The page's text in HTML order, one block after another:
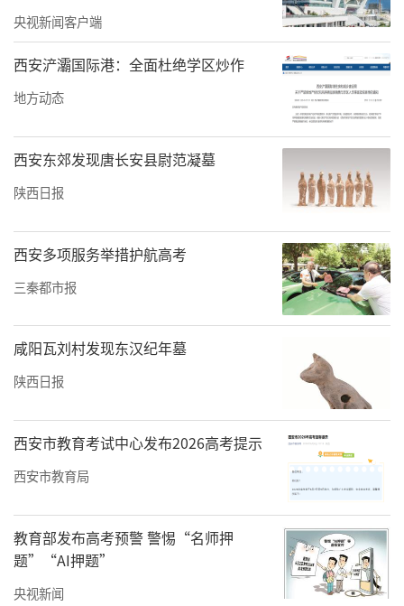
西安财经大学副校长史卫民致辞
史卫民在致辞中表示，作为共同体的联合申报
单位，西安财经大学深感使命光荣、责任重
大。他强调，产教融合不是单向的“资源输
出”，而是双向的“生态共建”；协同育人不
是简单的“学段衔接”，而是深度的“价值共
创”。史卫民表示，西安财经大学将以共同体
成立为契机，持续深耕协同育人事业，全力服
务陕西现代职业教育体系建设和区域经济高质
量发展。
央视新闻客户端
西安浐灞国际港：全面杜绝学区炒作
地方动态
西安东郊发现唐长安县尉范凝墓
陕西日报
西安多项服务举措护航高考
三秦都市报
咸阳瓦刘村发现东汉纪年墓
陕西日报
西安市教育考试中心发布2026高考提示
西安市教育局
教育部发布高考预警 警惕“名师押
题”“AI押题”
央视新闻